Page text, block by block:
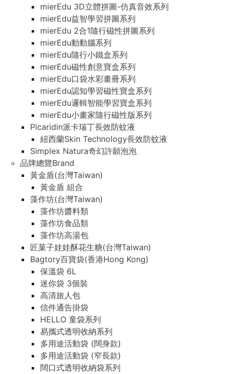
mierEdu 3D立體拼圖-仿真音效系列
mierEdu益智學習拼圖系列
mierEdu 2合1隨行磁性拼圖系列
mierEdu動動腦系列
mierEdu隨行小鐵盒系列
mierEdu磁性創意寶盒系列
mierEdu口袋水彩畫冊系列
mierEdu認知學習磁性寶盒系列
mierEdu邏輯智能學習寶盒系列
mierEdu小畫家隨行磁性版系列
Picaridin派卡瑞丁長效防蚊液
紐西蘭Skin Technology長效防蚊液
Simplex Natura奇幻許願泡泡
品牌總覽Brand
黃金盾(台灣Taiwan)
黃金盾 組合
藻作坊(台灣Taiwan)
藻作坊醬料類
藻作坊食品類
藻作坊高湯包
匠菓子娃娃酥花生糖(台灣Taiwan)
Bagtory百寶袋(香港Hong Kong)
保溫袋 6L
迷你袋 3個裝
高清旅人包
信件通告掛袋
HELLO 童袋系列
易攜式透明收納系列
多用途活動袋 (闊身款)
多用途活動袋 (窄長款)
闊口式透明收納袋系列